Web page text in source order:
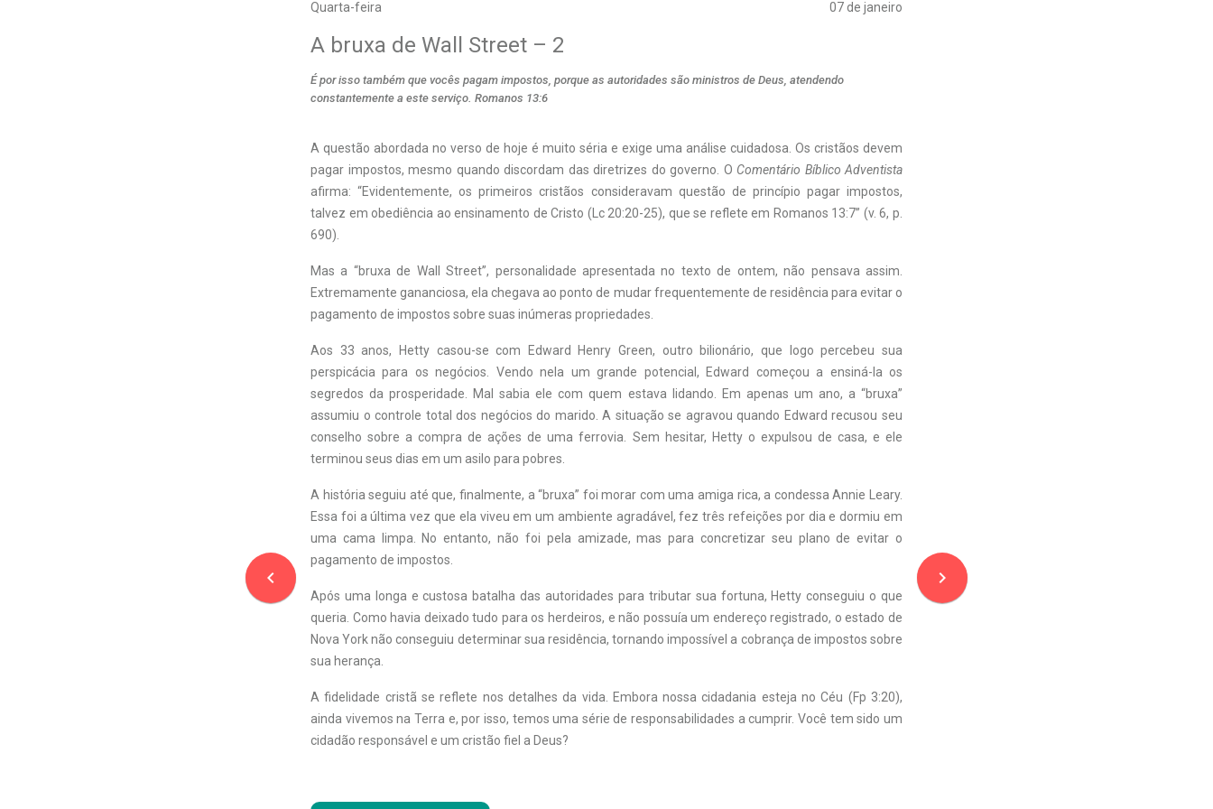
Quarta-feira 07 de janeiro
navigate_before
A bruxa de Wall Street – 2
É por isso também que vocês pagam impostos, porque as autoridades são ministros de Deus, atendendo
constantemente a este serviço. Romanos 13:6
A questão abordada no verso de hoje é muito séria e exige uma análise cuidadosa. Os cristãos devem
pagar impostos, mesmo quando discordam das diretrizes do governo. O Comentário Bíblico Adventista
afirma: “Evidentemente, os primeiros cristãos consideravam questão de princípio pagar impostos,
talvez em obediência ao ensinamento de Cristo (Lc 20:20-25), que se reflete em Romanos 13:7” (v. 6, p.
690).
Mas a “bruxa de Wall Street”, personalidade apresentada no texto de ontem, não pensava assim.
Extremamente gananciosa, ela chegava ao ponto de mudar frequentemente de residência para evitar o
pagamento de impostos sobre suas inúmeras propriedades.
Aos 33 anos, Hetty casou-se com Edward Henry Green, outro bilionário, que logo percebeu sua
perspicácia para os negócios. Vendo nela um grande potencial, Edward começou a ensiná-la os
segredos da prosperidade. Mal sabia ele com quem estava lidando. Em apenas um ano, a “bruxa”
assumiu o controle total dos negócios do marido. A situação se agravou quando Edward recusou seu
conselho sobre a compra de ações de uma ferrovia. Sem hesitar, Hetty o expulsou de casa, e ele
terminou seus dias em um asilo para pobres.
A história seguiu até que, finalmente, a “bruxa” foi morar com uma amiga rica, a condessa Annie Leary.
Essa foi a última vez que ela viveu em um ambiente agradável, fez três refeições por dia e dormiu em
uma cama limpa. No entanto, não foi pela amizade, mas para concretizar seu plano de evitar o
pagamento de impostos.
Após uma longa e custosa batalha das autoridades para tributar sua fortuna, Hetty conseguiu o que
queria. Como havia deixado tudo para os herdeiros, e não possuía um endereço registrado, o estado de
Nova York não conseguiu determinar sua residência, tornando impossível a cobrança de impostos sobre
sua herança.
A fidelidade cristã se reflete nos detalhes da vida. Embora nossa cidadania esteja no Céu (Fp 3:20),
ainda vivemos na Terra e, por isso, temos uma série de responsabilidades a cumprir. Você tem sido um
cidadão responsável e um cristão fiel a Deus?
navigate_next